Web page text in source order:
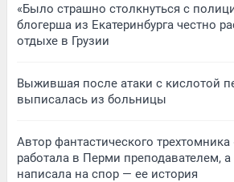
«Было страшно столкнуться с
блогерша из Екатеринбурга честно
отдыхе в Грузии
Выжившая после атаки с кислотой
выписалась из больницы
Автор фантастического трехтомника
работала в Перми преподавателем,
написала на спор — ее история